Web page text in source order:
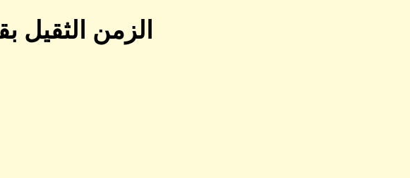
الزمن الثقيل